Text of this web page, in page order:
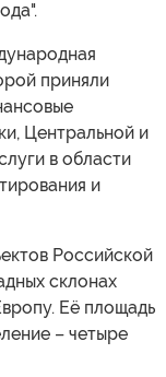
приняли
Центральной и
в области
и
Российской
склонах
Её площадь
– четыре